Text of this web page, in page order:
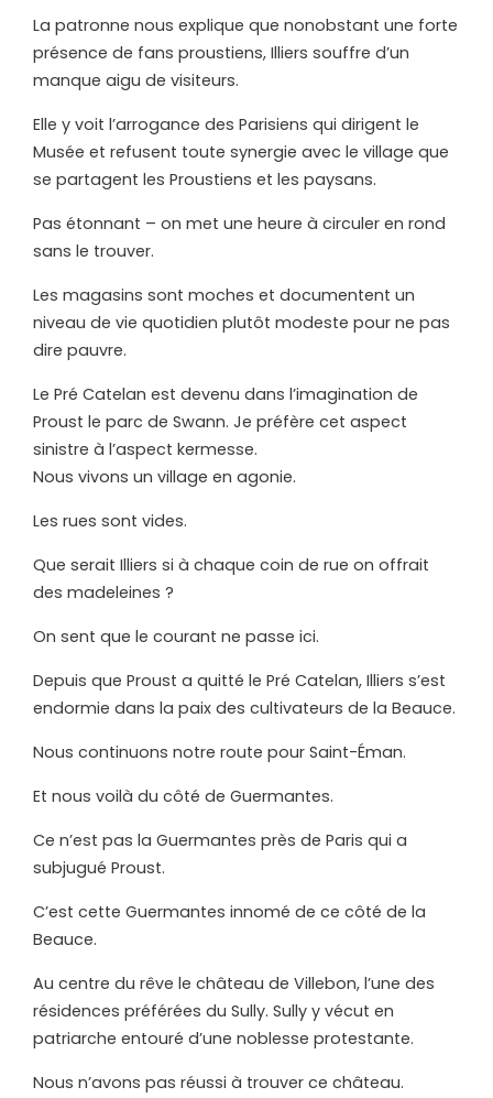
La patronne nous explique que nonobstant une forte
présence de fans proustiens, Illiers souffre d’un
manque aigu de visiteurs.
Elle y voit l’arrogance des Parisiens qui dirigent le
Musée et refusent toute synergie avec le village que
se partagent les Proustiens et les paysans.
Pas étonnant – on met une heure à circuler en rond
sans le trouver.
Les magasins sont moches et documentent un
niveau de vie quotidien plutôt modeste pour ne pas
dire pauvre.
Le Pré Catelan est devenu dans l’imagination de
Proust le parc de Swann. Je préfère cet aspect
sinistre à l’aspect kermesse.
Nous vivons un village en agonie.
Les rues sont vides.
Que serait Illiers si à chaque coin de rue on offrait
des madeleines ?
On sent que le courant ne passe ici.
Depuis que Proust a quitté le Pré Catelan, Illiers s’est
endormie dans la paix des cultivateurs de la Beauce.
Nous continuons notre route pour Saint-Éman.
Et nous voilà du côté de Guermantes.
Ce n’est pas la Guermantes près de Paris qui a
subjugué Proust.
C’est cette Guermantes innomé de ce côté de la
Beauce.
Au centre du rêve le château de Villebon, l’une des
résidences préférées du Sully. Sully y vécut en
patriarche entouré d’une noblesse protestante.
Nous n’avons pas réussi à trouver ce château.